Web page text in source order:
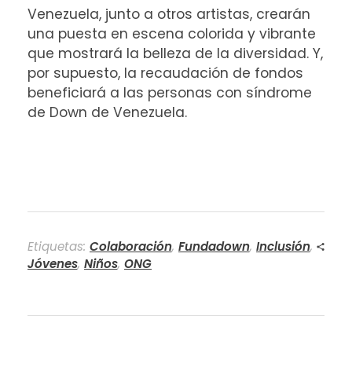
Venezuela, junto a otros artistas, crearán
una puesta en escena colorida y vibrante
que mostrará la belleza de la diversidad. Y,
por supuesto, la recaudación de fondos
beneficiará a las personas con síndrome
de Down de Venezuela.
Etiquetas: Colaboración, Fundadown, Inclusión,
Jóvenes, Niños, ONG